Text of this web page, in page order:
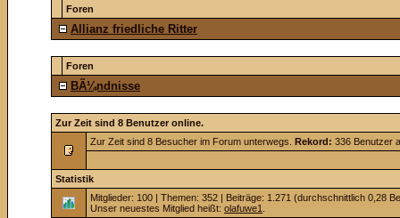
Foren
Allianz friedliche Ritter
Foren
BÃ¼ndnisse
Zur Zeit sind 8 Benutzer online.
Zur Zeit sind 8 Besucher im Forum unterwegs. Rekord: 336 Benutzer
Statistik
Mitglieder: 100 | Themen: 352 | Beiträge: 1.271 (durchschnittlich 0,28
Unser neuestes Mitglied heißt: olafuwe1